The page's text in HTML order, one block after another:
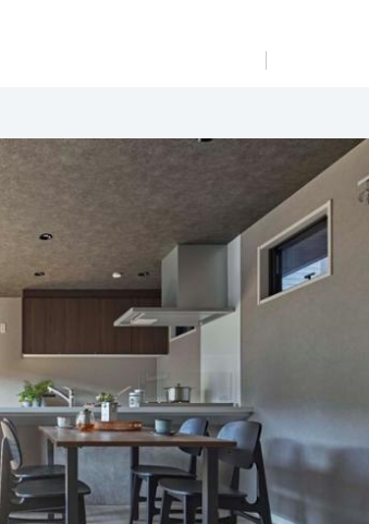
閉じる
これから住まいをご検討の方
多彩な動画やこだわりが詰まった建築実例、注目の最新情
報など、住まいづくりを楽しく学べるデジタルラウンジで
ホームラウンジ 新築・戸建て
閉じる
これから土地活用・賃貸経営をご検討の方
土地活用の基礎から長期安定経営を目指すオーナー様ま
で、賃貸経営に役立つ多彩な情報を幅広くお届けします。
ホームラウンジ 土地活用・賃貸経営
閉じる
これからリフォームをご検討の方
実例動画や基礎知識、収納の工夫など、理想の住まいを叶
えるリフォームの具体策とアイデアを豊富にご用意してい
ホームラウンジ リフォーム
閉じる
すべてのフィールドに新しい価値をデザインし、持続可能
な未来志向のまちづくりを実現していきます。
ミサワゼネラルソリューション
閉じる
ミサワホームオーナーさま・リフォーム工事ご契約者さま
とミサワホームを結ぶコミュニケーションサイト。お得・
便利・安心なコンテンツや、ミサワホームからの大切なお
知らせなど配信しています。
ミサワオーナーズクラブ
閉じる
ミサワアイデンティティ
10：00～17：00 ※完